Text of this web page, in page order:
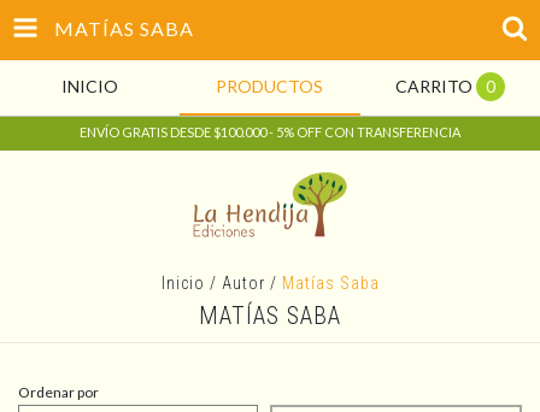
MATÍAS SABA
INICIO PRODUCTOS CARRITO 0
ENVÍO GRATIS DESDE $100.000 - 5% OFF CON TRANSFERENCIA
Inicio / Autor / Matías Saba
MATÍAS SABA
Ordenar por